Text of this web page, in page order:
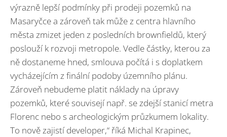
výrazně lepší podmínky při prodeji pozemků na
Masaryčce a zároveň tak může z centra hlavního
města zmizet jeden z posledních brownfieldů, který
poslouží k rozvoji metropole. Vedle částky, kterou za
ně dostaneme hned, smlouva počítá i s doplatkem
vycházejícím z finální podoby územního plánu.
Zároveň nebudeme platit náklady na úpravy
pozemků, které souvisejí např. se zdejší stanicí metra
Florenc nebo s archeologickým průzkumem lokality.
To nově zajistí developer,“ říká Michal Krapinec,